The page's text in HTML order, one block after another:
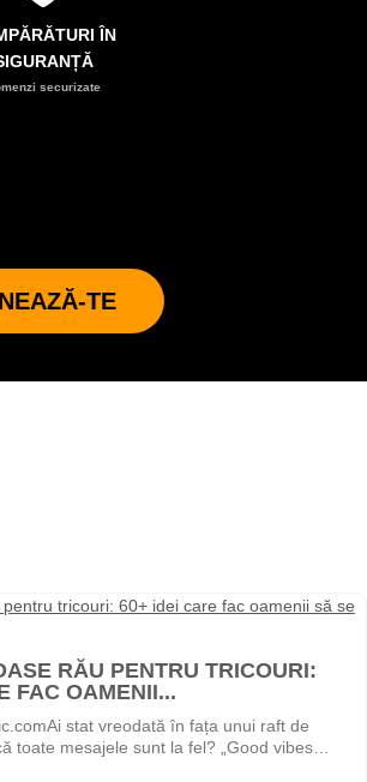
ÎN
securizate
TE
RĂU PENTRU TRICOURI:
FAC OAMENII...
stat vreodată în fața unui raft de
toate mesajele sunt la fel? „Good vibes